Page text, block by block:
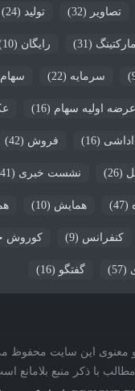
تصاویر (32) تولید (24)
(31) رایگان (10)
سرمایه (22) سهام
عرضه اولیه سهام (16)
(16) فروش (42)
(26) نشست خبری (141)
(47) همایش (10)
کنفرانس (9) کوروش
(57) گفتگو (16)
معنوی این سایت محفوظ می
مطالب با ذکر منبع بلامانع